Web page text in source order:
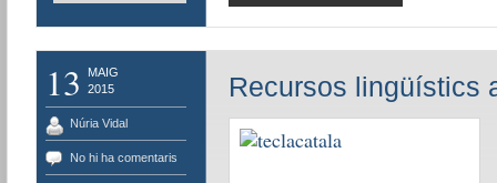
13
MAIG
2015
Núria Vidal
No hi ha comentaris
Recursos lingüístics